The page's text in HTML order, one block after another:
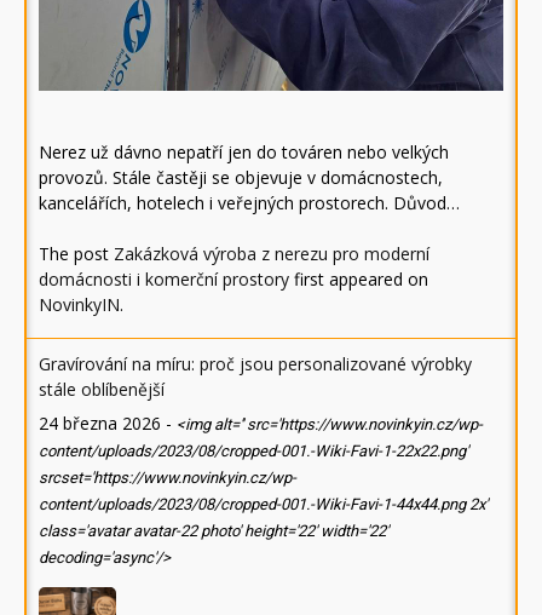
Nerez už dávno nepatří jen do továren nebo velkých
provozů. Stále častěji se objevuje v domácnostech,
kancelářích, hotelech i veřejných prostorech. Důvod…
The post Zakázková výroba z nerezu pro moderní
domácnosti i komerční prostory first appeared on
NovinkyIN.
Gravírování na míru: proč jsou personalizované výrobky
stále oblíbenější
24 března 2026 - <img alt='' src='https://www.novinkyin.cz/wp-
content/uploads/2023/08/cropped-001.-Wiki-Favi-1-22x22.png'
srcset='https://www.novinkyin.cz/wp-
content/uploads/2023/08/cropped-001.-Wiki-Favi-1-44x44.png 2x'
class='avatar avatar-22 photo' height='22' width='22'
decoding='async'/>